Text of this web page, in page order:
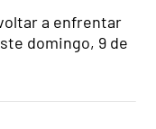
a enfrentar
domingo, 9 de